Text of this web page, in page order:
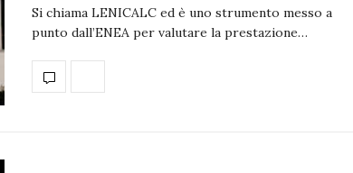
Si chiama LENICALC ed è uno strumento messo a
punto dall’ENEA per valutare la prestazione…